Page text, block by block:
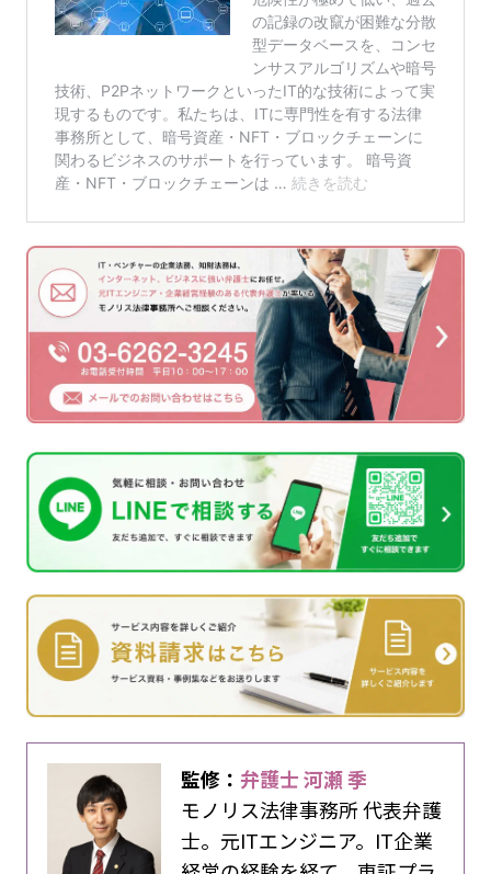
監修：弁護士 河瀬 季
モノリス法律事務所 代表弁護
士。元ITエンジニア。IT企業